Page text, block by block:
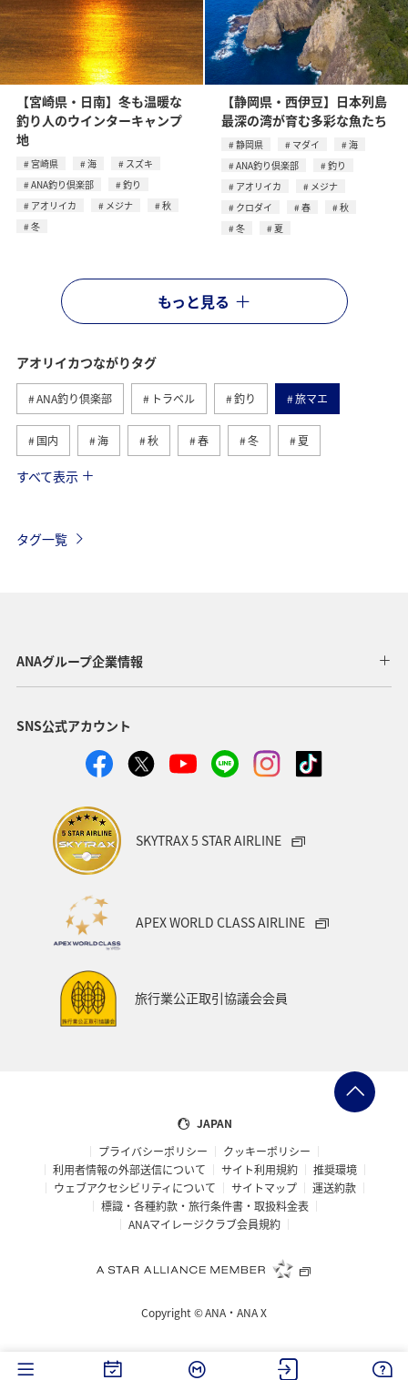
【宮崎県・日南】冬も温暖な
釣り人のウインターキャンプ
地
宮崎県 海
スズキ
ANA釣り倶楽部
釣り
アオリイカ
メジナ
秋
冬
【静岡県・西伊豆】日本列島
最深の湾が育む多彩な魚たち
静岡県 マダイ
海
ANA釣り倶楽部
釣り
アオリイカ
メジナ
クロダイ
春
秋
冬
夏
もっと見る
アオリイカつながりタグ
ANA釣り倶楽部 トラベル 釣り 旅マエ
国内 海 秋 春 冬 夏
マダイ
愛媛県 島根県 旅ナカ アクティビティ
趣味 グルメ
ブリ
すべて表示
タグ一覧
ANAグループ企業情報
SNS公式アカウント
SKYTRAX 5 STAR AIRLINE
APEX WORLD CLASS AIRLINE
旅行業公正取引協議会会員
JAPAN
プライバシーポリシー
クッキーポリシー
利用者情報の外部送信について
サイト利用規約
推奨環境
ウェブアクセシビリティについて
サイトマップ
運送約款
標識・各種約款・旅行条件書・取扱料金表
ANAマイレージクラブ会員規約
Copyright ©ANA・ANA X